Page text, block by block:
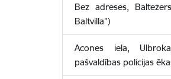
Bez adreses,
Baltvilla”)
Acones iela,
pašvaldības policijas